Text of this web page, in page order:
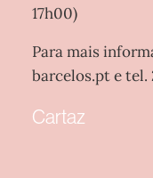
17h00)
Para mais
barcelos.pt e tel.
Cartaz